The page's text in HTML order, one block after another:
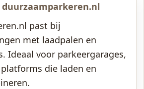
past bij
met laadpalen en
Ideaal voor parkeergarages,
die laden en